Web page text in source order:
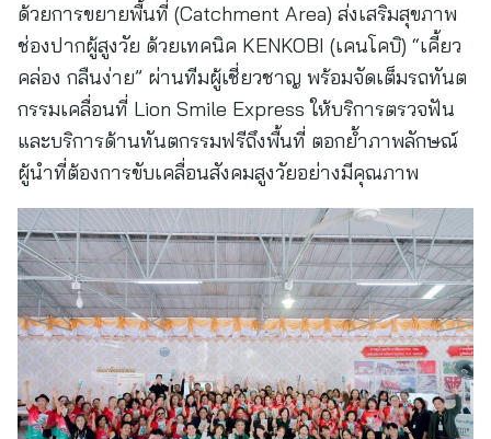
ด้วยการขยายพื้นที่ (Catchment Area) ส่งเสริมสุขภาพ
ช่องปากผู้สูงวัย ด้วยเทคนิค KENKOBI (เคนโคบิ) “เคี้ยว
คล่อง กลืนง่าย” ผ่านทีมผู้เชี่ยวชาญ พร้อมจัดเต็มรถทันต
กรรมเคลื่อนที่ Lion Smile Express ให้บริการตรวจฟัน
และบริการด้านทันตกรรมฟรีถึงพื้นที่ ตอกย้ำภาพลักษณ์
ผู้นำที่ต้องการขับเคลื่อนสังคมสูงวัยอย่างมีคุณภาพ